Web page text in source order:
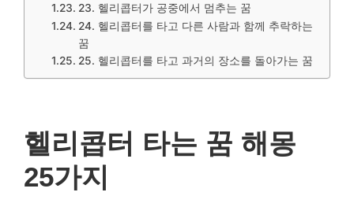
23. 헬리콥터가 공중에서 멈추는 꿈
24. 헬리콥터를 타고 다른 사람과 함께 추락하는
꿈
25. 헬리콥터를 타고 과거의 장소를 돌아가는 꿈
헬리콥터 타는 꿈 해몽
25가지